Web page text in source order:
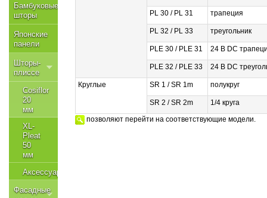
Бамбуковые
шторы
Японские
панели
Шторы-
плиссе
Cosiflor
20
мм
XL-
Pleat
50
мм
Аксессуары
Фасадные
PL 30 / PL 31 трапеция
PL 32 / PL 33 треугольник
PLE 30 / PLE 31 24 В DC
PLE 32 / PLE 33 24 В DC
Круглые SR 1 / SR 1m полукруг
SR 2 / SR 2m
1/4 круга
позволяют перейти на соответствующие модели.